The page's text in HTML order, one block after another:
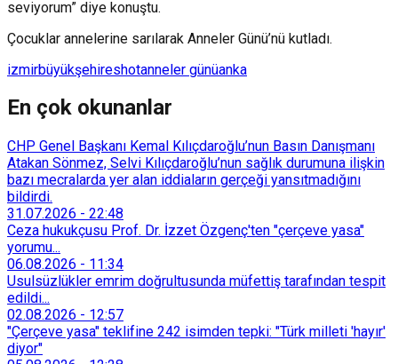
seviyorum” diye konuştu.
Çocuklar annelerine sarılarak Anneler Günü’nü kutladı.
izmirbüyükşehireshotanneler günüanka
En çok okunanlar
CHP Genel Başkanı Kemal Kılıçdaroğlu’nun Basın Danışmanı
Atakan Sönmez, Selvi Kılıçdaroğlu’nun sağlık durumuna ilişkin
bazı mecralarda yer alan iddiaların gerçeği yansıtmadığını
bildirdi.
31.07.2026 - 22:48
Ceza hukukçusu Prof. Dr. İzzet Özgenç'ten "çerçeve yasa"
yorumu...
06.08.2026 - 11:34
Usulsüzlükler emrim doğrultusunda müfettiş tarafından tespit
edildi...
02.08.2026 - 12:57
"Çerçeve yasa" teklifine 242 isimden tepki: "Türk milleti 'hayır'
diyor"